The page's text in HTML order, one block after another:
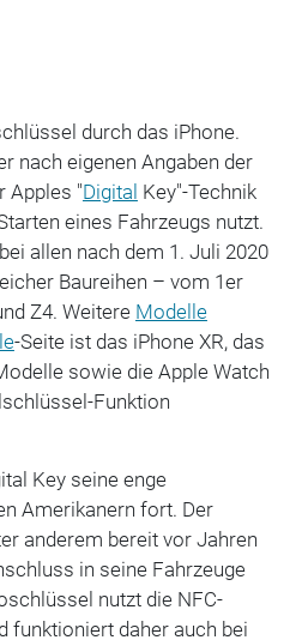
durch das iPhone.
nach eigenen Angaben der
Apples "Digital Key"-Technik
eines Fahrzeugs nutzt.
allen nach dem 1. Juli 2020
Baureihen – vom 1er
Z4. Weitere Modelle
-Seite ist das iPhone XR, das
sowie die Apple Watch
Funktion
Key seine enge
Amerikanern fort. Der
anderem bereit vor Jahren
in seine Fahrzeuge
nutzt die NFC-
funktioniert daher auch bei